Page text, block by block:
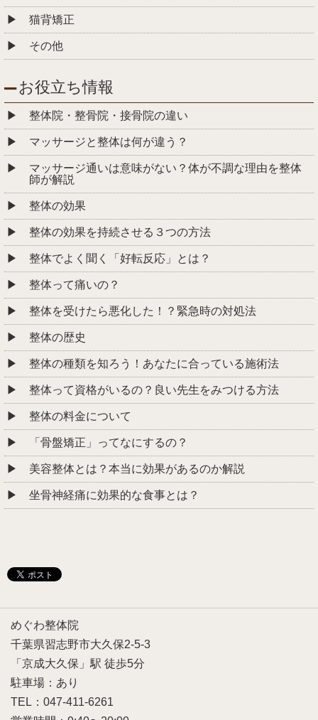
猫背矯正
その他
お役立ち情報
整体院・整骨院・接骨院の違い
マッサージと整体は何が違う？
マッサージ通いは意味がない？体が不調な理由を整体
師が解説
整体の効果
整体の効果を持続させる３つの方法
整体でよく聞く「好転反応」とは？
整体って痛いの？
整体を受けたら悪化した！？緊急時の対処法
整体の歴史
整体の種類を知ろう！あなたに合っている施術法
整体って資格がいるの？良い先生をみつける方法
整体の料金について
「骨盤矯正」ってなにするの？
美容整体とは？本当に効果があるのか解説
坐骨神経痛に効果的な食事とは？
めぐわ整体院
千葉県習志野市大久保2-5-3
「京成大久保」駅 徒歩5分
駐車場：あり
TEL：047-411-6261